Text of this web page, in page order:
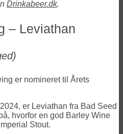
Drinkabeer.dk.
– Leviathan
er Leviathan fra Bad Seed
hvorfor en god Barley Wine
Stout.